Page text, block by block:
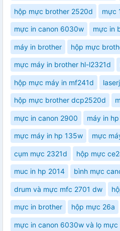
hộp mực brother 2520d mực
mực in canon 6030w mực in
máy in brother hộp mực
mực máy in brother hl-l2321d
hộp mực máy in mf241d
hộp mực brother dcp2520d
mực in canon 2900 máy in hp
mực máy in hp 135w mực
cụm mực 2321d hộp mực
muc in hp 2014 bình mực
drum và mực mfc 2701 dw
mực in brother hộp mực 26a
mực in canon 6030w và lọ mực